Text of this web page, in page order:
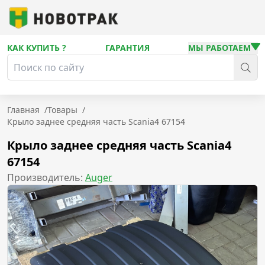
КАК КУПИТЬ ? ГАРАНТИЯ МЫ РАБОТАЕМ
Главная /Товары /
Крыло заднее средняя часть Scania4 67154
Крыло заднее средняя часть Scania4
67154
Производитель: Auger